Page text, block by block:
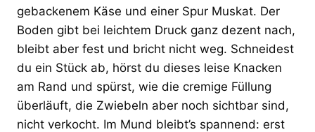
gebackenem Käse und einer Spur Muskat. Der
Boden gibt bei leichtem Druck ganz dezent nach,
bleibt aber fest und bricht nicht weg. Schneidest
du ein Stück ab, hörst du dieses leise Knacken
am Rand und spürst, wie die cremige Füllung
überläuft, die Zwiebeln aber noch sichtbar sind,
nicht verkocht. Im Mund bleibt’s spannend: erst